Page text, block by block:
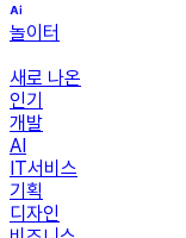
놀이터
새로 나온
인기
개발
AI
IT서비스
기획
디자인